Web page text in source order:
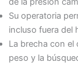
Su operatoria
incluso fuera del
La brecha con el
peso y la